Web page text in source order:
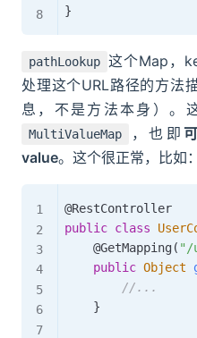
}
pathLookup 这个Map，
处理这个URL路径的方法
息，不是方法本身）。
MultiValueMap ，也即
value。这个很正常，比如：
@RestController
public class
@GetMapping( "/
public Object
//...
}